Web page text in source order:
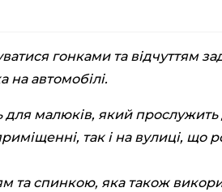
гонками та відчуттям
на автомобілі.
для малюків, який прослужить
так і на вулиці, що
та спинкою, яка також